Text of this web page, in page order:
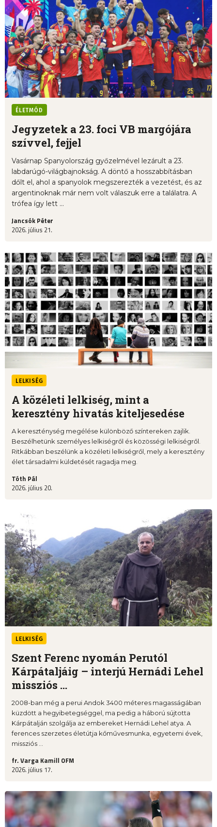
ÉLETMÓD
Jegyzetek a 23. foci VB margójára
szívvel, fejjel
Vasárnap Spanyolország győzelmével lezárult a 23.
labdarúgó-világbajnokság. A döntő a hosszabbításban
dőlt el, ahol a spanyolok megszerezték a vezetést, és az
argentinoknak már nem volt válaszuk erre a találatra. A
trófea így lett ...
Jancsók Péter
2026. július 21.
LELKISÉG
A közéleti lelkiség, mint a
keresztény hivatás kiteljesedése
A kereszténység megélése különböző színtereken zajlik.
Beszélhetünk személyes lelkiségről és közösségi lelkiségről.
Ritkábban beszélünk a közéleti lelkiségről, mely a keresztény
élet társadalmi küldetését ragadja meg.
Tóth Pál
2026. július 20.
LELKISÉG
Szent Ferenc nyomán Perutól
Kárpátaljáig – interjú Hernádi Lehel
missziós ...
2008-ban még a perui Andok 3400 méteres magasságában
küzdött a hegyibetegséggel, ma pedig a háború sújtotta
Kárpátalján szolgálja az embereket Hernádi Lehel atya. A
ferences szerzetes életútja kőművesmunka, egyetemi évek,
missziós ...
fr. Varga Kamill OFM
2026. július 17.